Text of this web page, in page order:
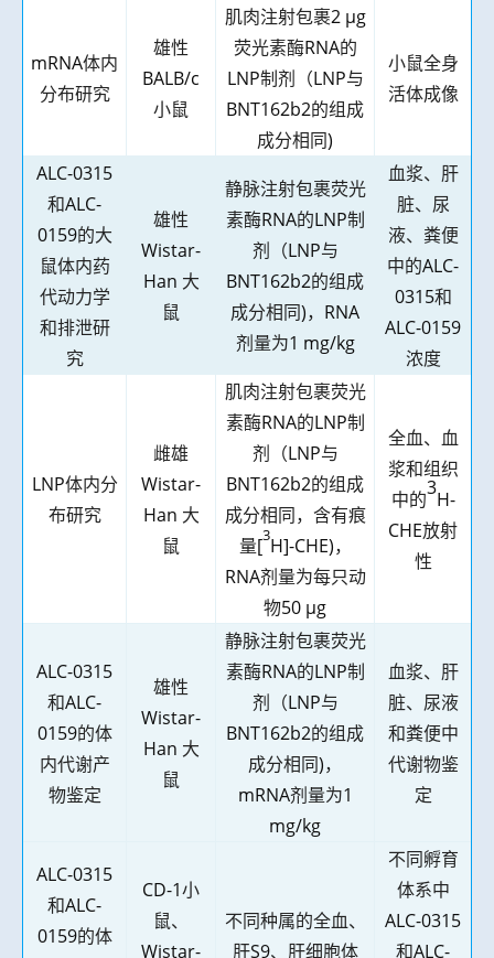
mRNA体内
分布研究
雄性
BALB/c
小鼠
肌肉注射包裹2 μg
荧光素酶RNA的
LNP制剂（LNP与
BNT162b2的组成
成分相同)
小鼠全身
活体成像
ALC-0315
和ALC-
0159的大
鼠体内药
代动力学
和排泄研
究
雄性
Wistar-
Han 大
鼠
静脉注射包裹荧光
素酶RNA的LNP制
剂（LNP与
BNT162b2的组成
成分相同)， RNA
剂量为1 mg/kg
血浆、肝
脏、尿
液、粪便
中的ALC-
0315和
ALC-0159
浓度
LNP体内分
布研究
雌雄
Wistar-
Han 大
鼠
肌肉注射包裹荧光
素酶RNA的LNP制
剂（LNP与
BNT162b2的组成
成分相同，含有痕
量[3H]-CHE)，
RNA剂量为每只动
物50 µg
全血、血
浆和组织
中的
3
H-
CHE放射
性
ALC-0315
和ALC-
0159的体
内代谢产
物鉴定
雄性
Wistar-
Han 大
鼠
静脉注射包裹荧光
素酶RNA的LNP制
剂（LNP与
BNT162b2的组成
成分相同)，
mRNA剂量为1
mg/kg
血浆、肝
脏、尿液
和粪便中
代谢物鉴
定
ALC-0315
和ALC-
0159的体
CD-1小
鼠、
Wistar-
不同种属的全血、
肝S9、肝细胞体
不同孵育
体系中
ALC-0315
和ALC-